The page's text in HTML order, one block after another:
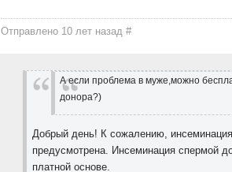
Отправлено 10 лет назад#
А если проблема в муже,можно
донора?)
Добрый день! К сожалению,
предусмотрена. Инсеминация спермой
платной основе.